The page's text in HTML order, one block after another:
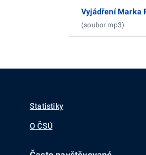
Vyjádření Marka
(soubor mp3)
Statistiky
O ČSÚ